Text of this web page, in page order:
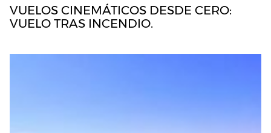
VUELOS CINEMÁTICOS DESDE CERO:
VUELO TRAS INCENDIO.